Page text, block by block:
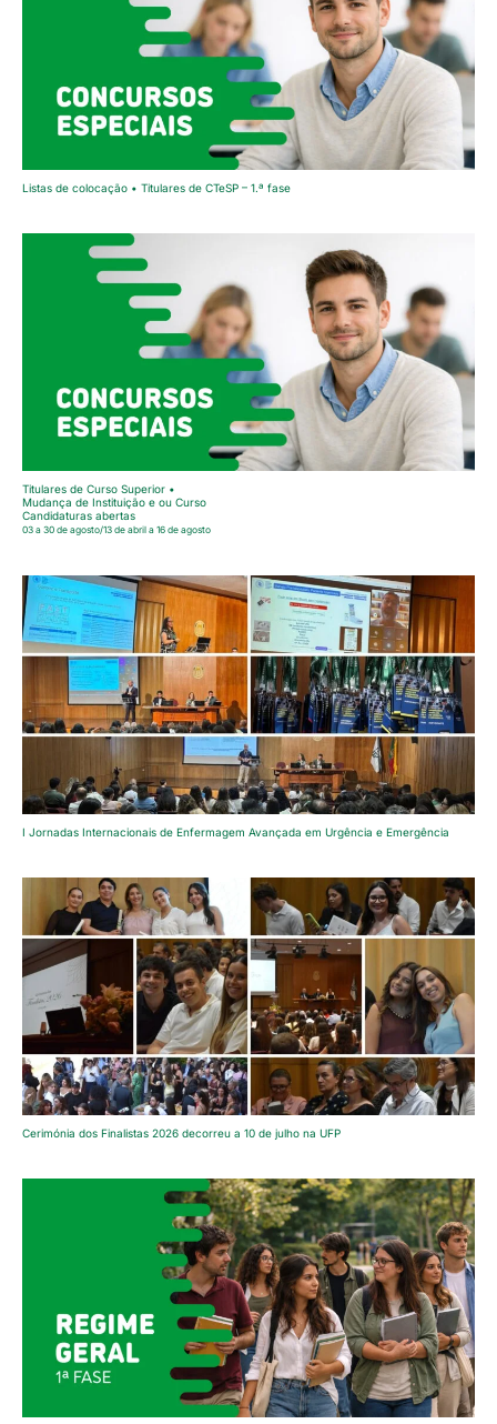
Listas de colocação • Titulares de CTeSP – 1.ª fase
Titulares de Curso Superior •
Mudança de Instituição e ou Curso
Candidaturas abertas
03 a 30 de agosto/13 de abril a 16 de agosto
I Jornadas Internacionais de Enfermagem Avançada em Urgência e Emergência
Cerimónia dos Finalistas 2026 decorreu a 10 de julho na UFP